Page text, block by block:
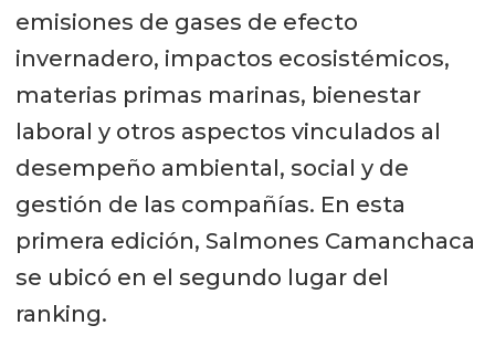
emisiones de gases de efecto
invernadero, impactos ecosistémicos,
materias primas marinas, bienestar
laboral y otros aspectos vinculados al
desempeño ambiental, social y de
gestión de las compañías. En esta
primera edición, Salmones Camanchaca
se ubicó en el segundo lugar del
ranking.